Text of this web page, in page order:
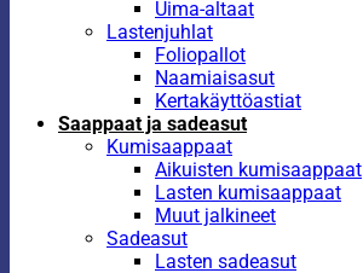
Uima-altaat
Lastenjuhlat
Foliopallot
Naamiaisasut
Kertakäyttöastiat
Saappaat ja sadeasut
Kumisaappaat
Aikuisten kumisaappaat
Lasten kumisaappaat
Muut jalkineet
Sadeasut
Lasten sadeasut